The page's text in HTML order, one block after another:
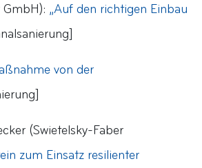
„Auf den richtigen Einbau
von der
(Swietelsky-Faber
zum Einsatz resilienter